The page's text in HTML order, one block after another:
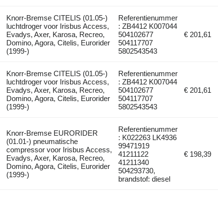
Knorr-Bremse CITELIS (01.05-)
luchtdroger voor Irisbus Access,
Evadys, Axer, Karosa, Recreo,
Domino, Agora, Citelis, Eurorider
(1999-)
Referentienummer
: ZB4412 K007044
504102677
504117707
5802543543
€ 201,61
Knorr-Bremse CITELIS (01.05-)
luchtdroger voor Irisbus Access,
Evadys, Axer, Karosa, Recreo,
Domino, Agora, Citelis, Eurorider
(1999-)
Referentienummer
: ZB4412 K007044
504102677
504117707
5802543543
€ 201,61
Knorr-Bremse EURORIDER
(01.01-) pneumatische
compressor voor Irisbus Access,
Evadys, Axer, Karosa, Recreo,
Domino, Agora, Citelis, Eurorider
(1999-)
Referentienummer
: K022263 LK4936
99471919
41211122
41211340
504293730,
brandstof: diesel
€ 198,39